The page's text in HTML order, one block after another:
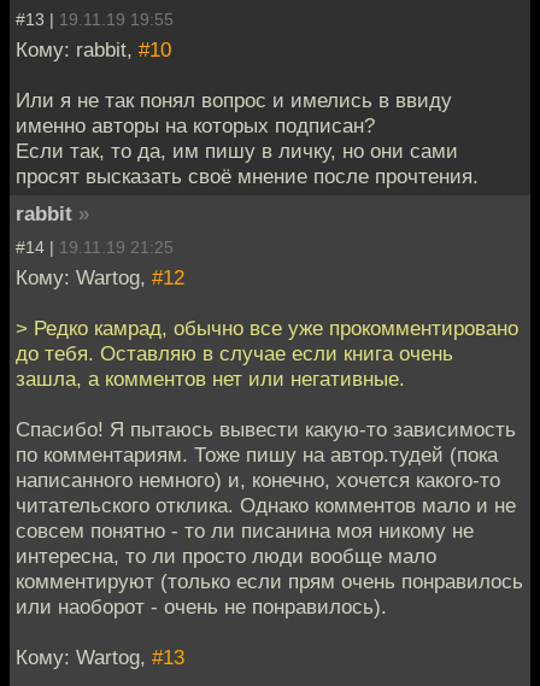
#13 | 19.11.19 19:55
Кому: rabbit, #10
Или я не так понял вопрос и имелись в ввиду
именно авторы на которых подписан?
Если так, то да, им пишу в личку, но они сами
просят высказать своё мнение после прочтения.
rabbit »
#14 | 19.11.19 21:25
Кому: Wartog, #12
> Редко камрад, обычно все уже прокомментировано
до тебя. Оставляю в случае если книга очень
зашла, а комментов нет или негативные.
Спасибо! Я пытаюсь вывести какую-то зависимость
по комментариям. Тоже пишу на автор.тудей (пока
написанного немного) и, конечно, хочется какого-то
читательского отклика. Однако комментов мало и не
совсем понятно - то ли писанина моя никому не
интересна, то ли просто люди вообще мало
комментируют (только если прям очень понравилось
или наоборот - очень не понравилось).
Кому: Wartog, #13